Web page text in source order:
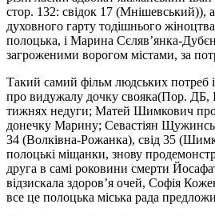
стор. 132: свідок 17 (Мнішевський)),
духовного гарту тодішнього
полоцька, і Марина Сєляв’янка-
загроженими ворогом містами, за
Такий самий фільм людських потреб
про видужалу дочку свояка(Пор. ДБ,
тижнях недуги; Матей Шимкович про
донечку Марину; Севастіян
34 (Волківна-Рожанка), свід 35
полоцькі міщанки, знову
друга в самі роковини смерти
відзискала здоров’я очей, Софія
все це полоцька міська рада